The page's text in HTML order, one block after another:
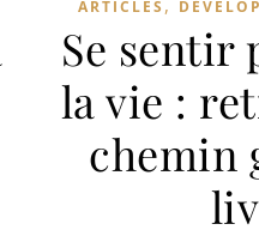
ARTICLES
Se sentir
la vie :
chemin